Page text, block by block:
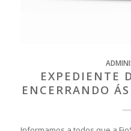
EXPEDIENTE
ENCERRANDO